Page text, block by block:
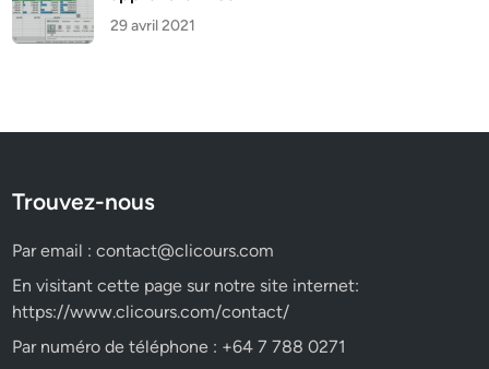
29 avril 2021
Trouvez-nous
Par email :contact@clicours.com
En visitant cette page sur notre site internet:
https://www.clicours.com/contact/
Par numéro de téléphone : +64 7 788 0271